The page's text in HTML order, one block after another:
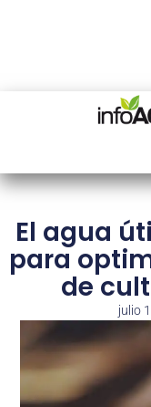
El agua
para
de
julio